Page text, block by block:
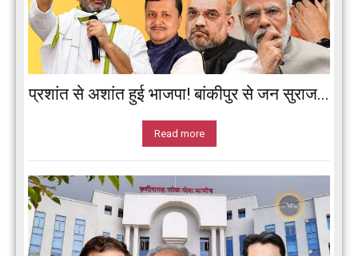
प्रशांत से अशांत हुई भाजपा! बांकीपुर से जन सुराज...
Read more